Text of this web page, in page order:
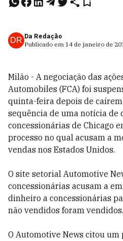
DR Da Redação
Publicado em 14 de janeiro de
Milão - A negociação das
Automobiles (FCA) foi
quinta-feira depois de
sequência de uma notícia de
concessionárias de Chicago
processo no qual acusam a
vendas nos Estados Unidos.
O site setorial Automotive
concessionárias acusam a
dinheiro a concessionárias
não vendidos foram vendidos.
O Automotive News citou um